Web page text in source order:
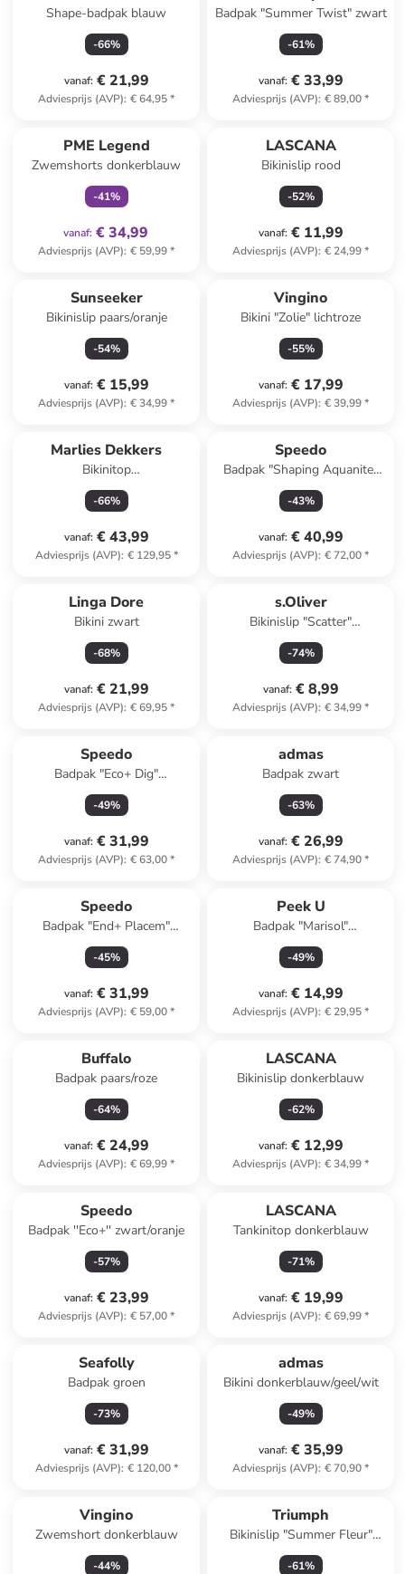
Shape-badpak blauw
-66%
vanaf: € 21,99
Adviesprijs (AVP): € 64,95*
Badpak "Summer Twist" zwart
-61%
vanaf: € 33,99
Adviesprijs (AVP): € 89,00*
PME Legend
Zwemshorts donkerblauw
-41%
vanaf: € 34,99
Adviesprijs (AVP): € 59,99*
LASCANA
Bikinislip rood
-52%
vanaf: € 11,99
Adviesprijs (AVP): € 24,99*
Sunseeker
Bikinislip paars/oranje
-54%
vanaf: € 15,99
Adviesprijs (AVP): € 34,99*
Vingino
Bikini "Zolie" lichtroze
-55%
vanaf: € 17,99
Adviesprijs (AVP): € 39,99*
Marlies Dekkers
Bikinitop
lichtblauw/meerkleurig
-66%
vanaf: € 43,99
Adviesprijs (AVP): € 129,95*
Speedo
Badpak "Shaping Aquanite"
donkerblauw
-43%
vanaf: € 40,99
Adviesprijs (AVP): € 72,00*
Linga Dore
Bikini zwart
-68%
vanaf: € 21,99
Adviesprijs (AVP): € 69,95*
s.Oliver
Bikinislip "Scatter"
lichtroze/blauw
-74%
vanaf: € 8,99
Adviesprijs (AVP): € 34,99*
Speedo
Badpak "Eco+ Dig"
meerkleurig
-49%
vanaf: € 31,99
Adviesprijs (AVP): € 63,00*
admas
Badpak zwart
-63%
vanaf: € 26,99
Adviesprijs (AVP): € 74,90*
Speedo
Badpak "End+ Placem"
zwart/turquoise
-45%
vanaf: € 31,99
Adviesprijs (AVP): € 59,00*
Peek U
Badpak "Marisol"
donkerblauw/meerkleurig
-49%
vanaf: € 14,99
Adviesprijs (AVP): € 29,95*
Buffalo
Badpak paars/roze
-64%
vanaf: € 24,99
Adviesprijs (AVP): € 69,99*
LASCANA
Bikinislip donkerblauw
-62%
vanaf: € 12,99
Adviesprijs (AVP): € 34,99*
Speedo
Badpak ''Eco+'' zwart/oranje
-57%
vanaf: € 23,99
Adviesprijs (AVP): € 57,00*
LASCANA
Tankinitop donkerblauw
-71%
vanaf: € 19,99
Adviesprijs (AVP): € 69,99*
Seafolly
Badpak groen
-73%
vanaf: € 31,99
Adviesprijs (AVP): € 120,00*
admas
Bikini donkerblauw/geel/wit
-49%
vanaf: € 35,99
Adviesprijs (AVP): € 70,90*
Vingino
Zwemshort donkerblauw
-44%
Triumph
Bikinislip "Summer Fleur"
donkerblauw/turquoise
-61%